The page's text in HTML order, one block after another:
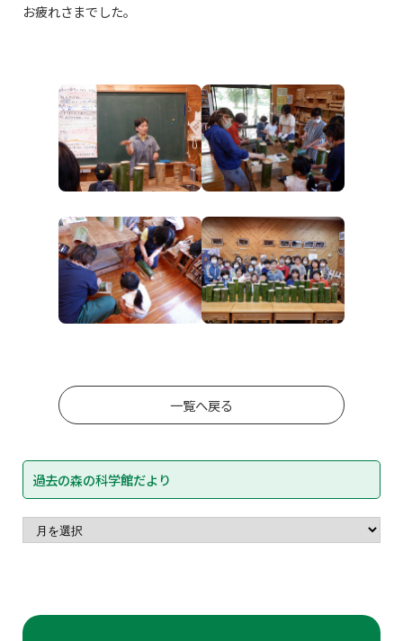
お疲れさまでした。
一覧へ戻る
過去の森の科学館だより